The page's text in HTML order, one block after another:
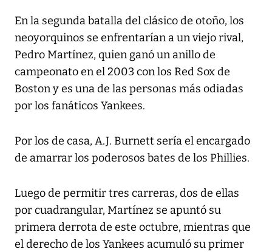
En la segunda batalla del clásico de otoño, los
neoyorquinos se enfrentarían a un viejo rival,
Pedro Martínez, quien ganó un anillo de
campeonato en el 2003 con los Red Sox de
Boston y es una de las personas más odiadas
por los fanáticos Yankees.
Por los de casa, A.J. Burnett sería el encargado
de amarrar los poderosos bates de los Phillies.
Luego de permitir tres carreras, dos de ellas
por cuadrangular, Martínez se apuntó su
primera derrota de este octubre, mientras que
el derecho de los Yankees acumuló su primer